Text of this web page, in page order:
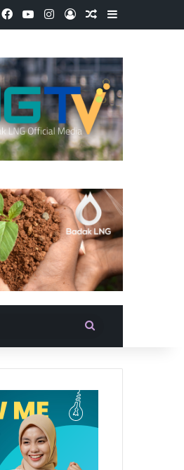
Facebook
YouTubeInstagram
Log InRandom Article
Sidebar
for